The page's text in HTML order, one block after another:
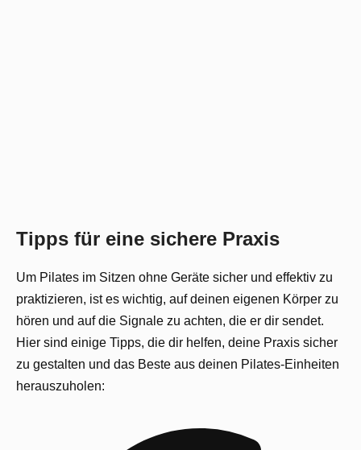
Tipps für eine sichere Praxis
Um Pilates im Sitzen ohne Geräte sicher und effektiv zu
praktizieren, ist es wichtig, auf deinen eigenen Körper zu
hören und auf die Signale zu achten, die er dir sendet.
Hier sind einige Tipps, die dir helfen, deine Praxis sicher
zu gestalten und das Beste aus deinen Pilates-Einheiten
herauszuholen: